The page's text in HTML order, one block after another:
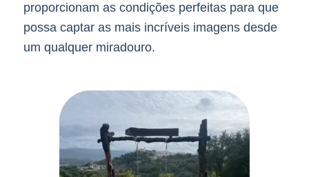
proporcionam as condições perfeitas para que
possa captar as mais incríveis imagens desde
um qualquer miradouro.